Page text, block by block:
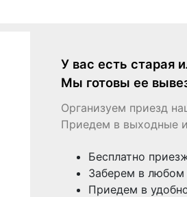
У вас есть старая
Мы готовы ее
Организуем приезд
Приедем в выходные
Бесплатно
Заберем в любом
Приедем в